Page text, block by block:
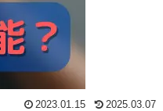
2023.01.15 2025.03.07